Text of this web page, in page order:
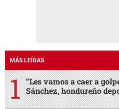
MÁS LEÍDAS
“Les vamos a caer a
Sánchez, hondureño